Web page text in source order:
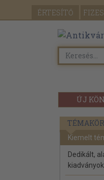
ÉRTESÍTŐ
ÚJ
TÉMAKÖR
Kiemelt
Dedikált,
kiadványok